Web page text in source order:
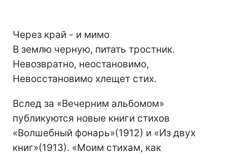
Через край - и мимо
В землю черную, питать тростник.
Невозвратно, неостановимо,
Невосстановимо хлещет стих.
Вслед за «Вечерним альбомом»
публикуются новые книги стихов
«Волшебный фонарь»(1912) и «Из двух
книг»(1913). «Моим стихам, как